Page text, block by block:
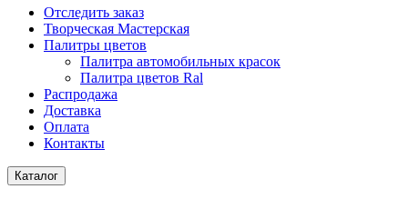
Отследить заказ
Творческая Мастерская
Палитры цветов
Палитра автомобильных красок
Палитра цветов Ral
Распродажа
Доставка
Оплата
Контакты
Каталог